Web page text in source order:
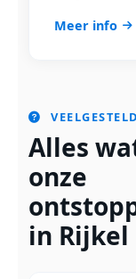
Meer info
Alles
onze
in Rijkel